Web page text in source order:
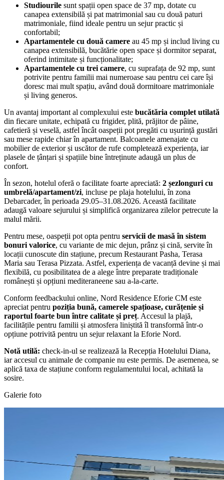
Studiourile sunt spații open space de 37 mp, dotate cu
canapea extensibilă și pat matrimonial sau cu două paturi
matrimoniale, fiind ideale pentru un sejur practic și
confortabil;
Apartamentele cu două camere au 45 mp și includ living cu
canapea extensibilă, bucătărie open space și dormitor separat,
oferind intimitate și funcționalitate;
Apartamentele cu trei camere, cu suprafața de 92 mp, sunt
potrivite pentru familii mai numeroase sau pentru cei care își
doresc mai mult spațiu, având două dormitoare matrimoniale
și living generos.
Un avantaj important al complexului este bucătăria complet utilată
din fiecare unitate, echipată cu frigider, plită, prăjitor de pâine,
cafetieră și veselă, astfel încât oaspeții pot pregăti cu ușurință gustări
sau mese rapide chiar în apartament. Balcoanele amenajate cu
mobilier de exterior și uscător de rufe completează experiența, iar
plasele de țânțari și spațiile bine întreținute adaugă un plus de
confort.
În sezon, hotelul oferă o facilitate foarte apreciată: 2 șezlonguri cu
umbrelă/apartament/zi, incluse pe plaja hotelului, în zona
Debarcader, în perioada 29.05–31.08.2026. Această facilitate
adaugă valoare sejurului și simplifică organizarea zilelor petrecute la
malul mării.
Pentru mese, oaspeții pot opta pentru servicii de masă în sistem
bonuri valorice, cu variante de mic dejun, prânz și cină, servite în
locații cunoscute din stațiune, precum Restaurant Pasha, Terasa
Maria sau Terasa Pizzata. Astfel, experiența de vacanță devine și mai
flexibilă, cu posibilitatea de a alege între preparate tradiționale
românești și opțiuni mediteraneene sau a-la-carte.
Conform feedbackului online, Nord Residence Eforie CM este
apreciat pentru poziția bună, camerele spațioase, curățenie și
raportul foarte bun între calitate și preț. Accesul la plajă,
facilitățile pentru familii și atmosfera liniștită îl transformă într-o
opțiune potrivită pentru un sejur relaxant la Eforie Nord.
Notă utilă: check-in-ul se realizează la Recepția Hotelului Diana,
iar accesul cu animale de companie nu este permis. De asemenea, se
aplică taxa de stațiune conform regulamentului local, achitată la
sosire.
Galerie foto